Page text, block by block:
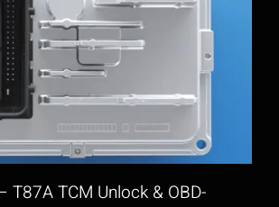
T87A TCM Unlock & OBD-